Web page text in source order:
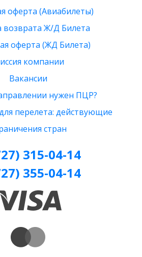
оферта (Авиабилеты)
возврата Ж/Д Билета
оферта (ЖД Билета)
компании
Вакансии
нужен ПЦР?
перелета: действующие
стран
315-04-14
355-04-14